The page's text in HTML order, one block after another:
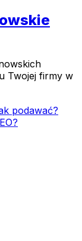
Twojej firmy w
podawać?